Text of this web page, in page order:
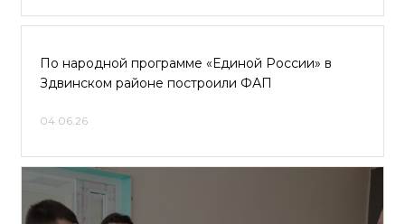
По народной программе «Единой России» в
Здвинском районе построили ФАП
04.06.26